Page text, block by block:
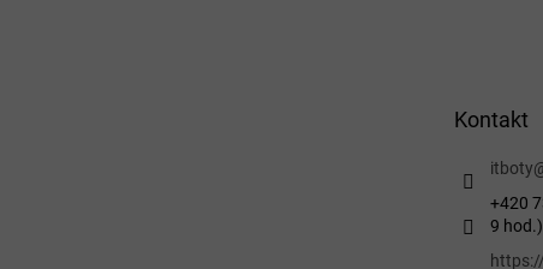
Kontakt
itboty
+420
9 hod.)